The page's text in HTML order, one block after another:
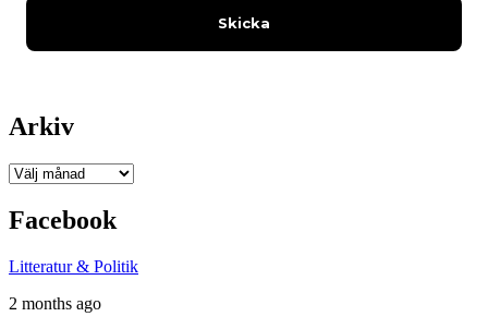
Arkiv
Arkiv
Facebook
Litteratur & Politik
2 months ago